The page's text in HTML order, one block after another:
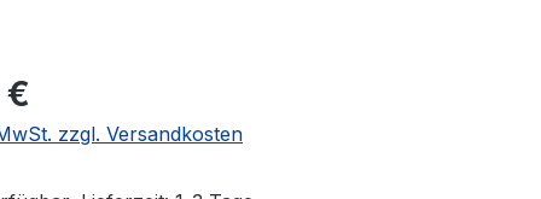
€
zzgl. Versandkosten